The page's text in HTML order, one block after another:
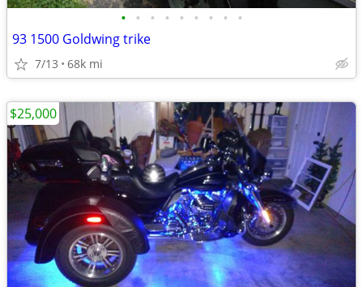
• • • • • • • • •
93 1500 Goldwing trike
7/13 68k mi
$25,000